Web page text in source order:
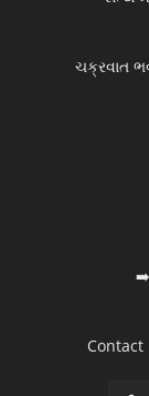
ચક્રવાત
➡️
Contact